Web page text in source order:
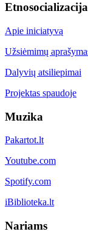
Etnosocializacija
Apie iniciatyvą
Užsiėmimų
Dalyvių atsiliepimai
Projektas spaudoje
Muzika
Pakartot.lt
Youtube.com
Spotify.com
iBiblioteka.lt
Nariams